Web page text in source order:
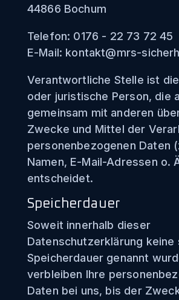
44866 Bochum
Telefon: 0176 - 22 73 72 45
E-Mail: kontakt@mrs-
Verantwortliche Stelle ist
oder juristische Person, die
gemeinsam mit anderen
Zwecke und Mittel der
personenbezogenen Daten
Namen, E-Mail-Adressen o.
entscheidet.
Speicherdauer
Soweit innerhalb dieser
Datenschutzerklärung keine
Speicherdauer genannt
verbleiben Ihre
Daten bei uns, bis der